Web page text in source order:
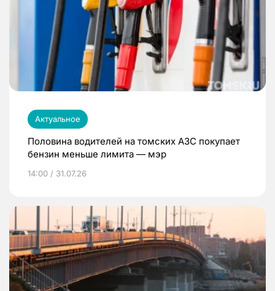
Актуальное
Половина водителей на томских АЗС покупает
бензин меньше лимита — мэр
14:00 / 31.07.26